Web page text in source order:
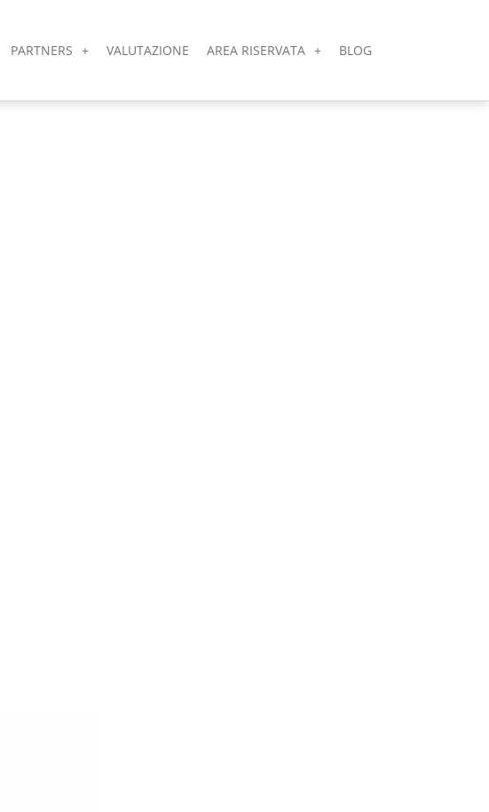
PARTNERS VALUTAZIONE AREA RISERVATA BLOG